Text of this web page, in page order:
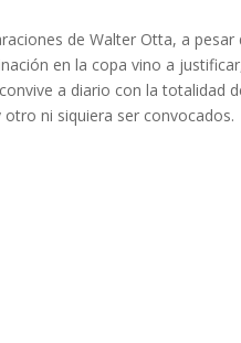
de Walter Otta, a
en la copa vino a
a diario con la totalidad
ni siquiera ser convocados.